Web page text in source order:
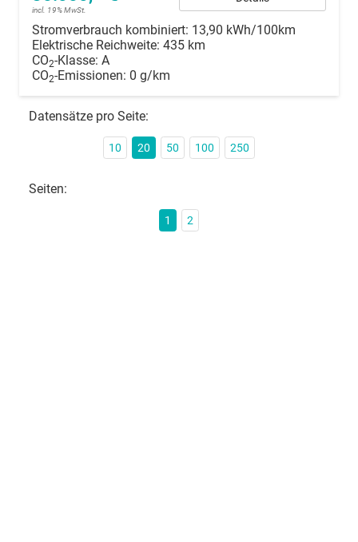
incl. 19% MwSt.
Stromverbrauch kombiniert: 13,90 kWh/100km
Elektrische Reichweite: 435 km
CO2-Klasse: A
CO2-Emissionen: 0 g/km
Datensätze pro Seite:
10 20 50 100 250
Seiten:
1 2